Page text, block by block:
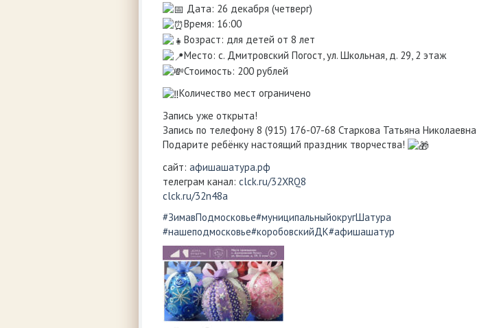
Дата: 26 декабря (четверг)
Время: 16:00
Возраст: для детей от 8 лет
Место: с. Дмитровский Погост, ул. Школьная, д. 29, 2 этаж
Стоимость: 200 рублей
Количество мест ограничено
Запись уже открыта!
Запись по телефону 8 (915) 176-07-68 Старкова Татьяна Николаевна
Подарите ребёнку настоящий праздник творчества!
сайт: афишашатура.рф
телеграм канал: clck.ru/32XRQ8
clck.ru/32n48a
#ЗимавПодмосковье#муниципальныйокругШатура
#нашеподмосковье#коробовскийДК#афишашатур